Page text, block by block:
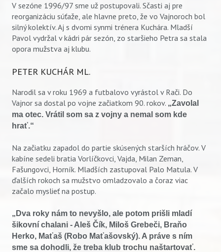
V sezóne 1996/97 sme už postupovali. Sčasti aj pre
reorganizáciu súťaže, ale hlavne preto, že vo Vajnoroch bol
silný kolektív. Aj s dvomi synmi trénera Kuchára. Mladší
Pavol vydržal v kádri pár sezón, zo staršieho Petra sa stala
opora mužstva aj klubu.
PETER KUCHÁR ML.
Narodil sa v roku 1969 a futbalovo vyrástol v Rači. Do
Vajnor sa dostal po vojne začiatkom 90. rokov. „Zavolal
ma otec. Vrátil som sa z vojny a nemal som kde
hrať.“
Na začiatku zapadol do partie skúsených starších hráčov. V
kabíne sedeli bratia Vorlíčkovci, Vajda, Milan Zeman,
Fašungovci, Horník. Mladších zastupoval Palo Matula. V
ďalších rokoch sa mužstvo omladzovalo a čoraz viac
začalo myslieť na postup.
„Dva roky nám to nevyšlo, ale potom prišli mladí
šikovní chalani - Aleš Čík, Miloš Grebeči, Braňo
Herko, Maťaš (Robo Maťašovský). A práve s ním
sme sa dohodli, že treba klub trochu naštartovať.